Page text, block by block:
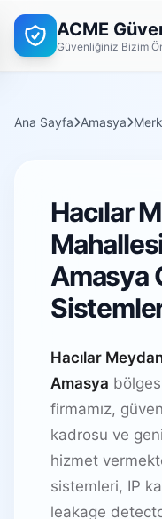
ACME
Güvenliğiniz Bizim
Ana Sayfa Amasya
Hacılar
Amasya
Hacılar
Amasya
firmamız,
kadrosu ve
hizmet
sistemleri, IP
leakage